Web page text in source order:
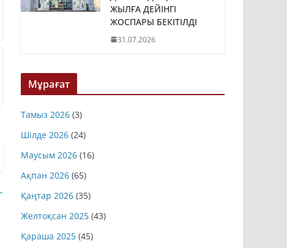
ЖЫЛҒА ДЕЙІНГІ
ЖОСПАРЫ БЕКІТІЛДІ
31.07.2026
Мұрағат
Тамыз 2026 (3)
Шілде 2026 (24)
Маусым 2026 (16)
Ақпан 2026 (65)
Қаңтар 2026 (35)
Желтоқсан 2025 (43)
Қараша 2025 (45)